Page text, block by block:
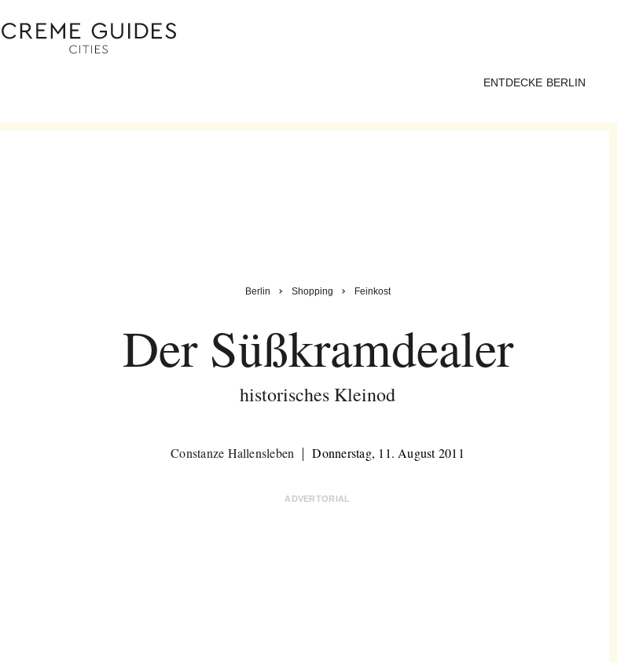
ENTDECKE BERLIN
Berlin Shopping Feinkost
Der Süßkramdealer
historisches Kleinod
Constanze Hallensleben Donnerstag, 11. August 2011
ADVERTORIAL